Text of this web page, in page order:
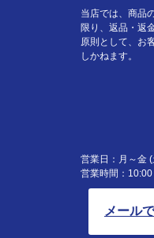
当店では、商品
限り、返品・返
原則として、お
しかねます。
営業日：月～金
営業時間：
メール